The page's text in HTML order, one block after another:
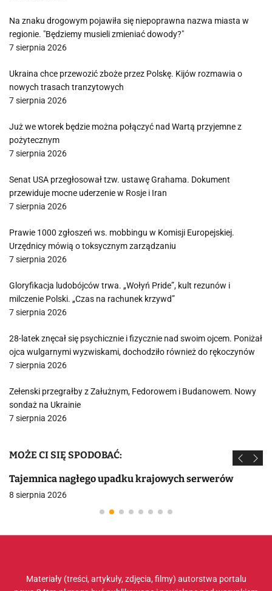
Na znaku drogowym pojawiła się niepoprawna nazwa miasta w
regionie. "Będziemy musieli zmieniać dowody?"
7 sierpnia 2026
Ukraina chce przewozić zboże przez Polskę. Kijów rozmawia o
nowych trasach tranzytowych
7 sierpnia 2026
Już we wtorek będzie można połączyć nad Wartą przyjemne z
pożytecznym
7 sierpnia 2026
Senat USA przegłosował tzw. ustawę Grahama. Dokument
przewiduje mocne uderzenie w Rosje i Iran
7 sierpnia 2026
Prawie 1000 zgłoszeń ws. mobbingu w Komisji Europejskiej.
Urzędnicy mówią o toksycznym zarządzaniu
7 sierpnia 2026
Gloryfikacja ludobójców trwa. „Wołyń Pride”, kult rezunów i
milczenie Polski. „Czas na rachunek krzywd”
7 sierpnia 2026
28-latek znęcał się psychicznie i fizycznie nad swoim ojcem. Poniżał
ojca wulgarnymi wyzwiskami, dochodziło również do rękoczynów
7 sierpnia 2026
Zełenski przegrałby z Załużnym, Fedorowem i Budanowem. Nowy
sondaż na Ukrainie
7 sierpnia 2026
MOŻE CI SIĘ SPODOBAĆ:
Tajemnica nagłego upadku krajowych serwerów
8 sierpnia 2026
Materiały (treści, artykuły, zdjęcia, filmy) autorstwa portalu